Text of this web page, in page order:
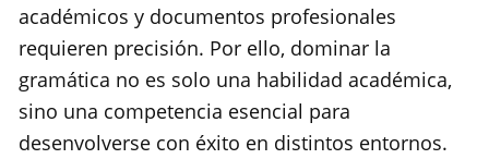
académicos y documentos profesionales
requieren precisión. Por ello, dominar la
gramática no es solo una habilidad académica,
sino una competencia esencial para
desenvolverse con éxito en distintos entornos.